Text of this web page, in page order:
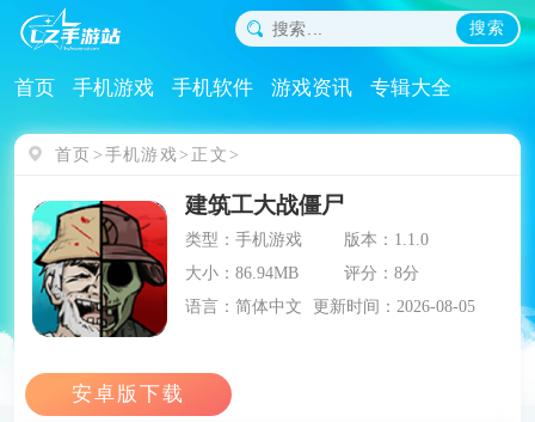
搜索
首页 手机游戏 手机软件 游戏资讯 专辑大全
首页 手机游戏 正文
建筑工大战僵尸
类型：手机游戏
版本：1.1.0
大小：86.94MB
评分：8分
语言：简体中文
更新时间：2026-08-05